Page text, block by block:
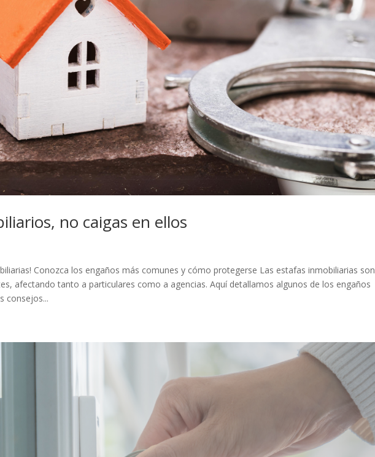
no caigas en ellos
Conozca los engaños más comunes y cómo protegerse Las estafas inmobiliarias son
afectando tanto a particulares como a agencias. Aquí detallamos algunos de los engaños
consejos...